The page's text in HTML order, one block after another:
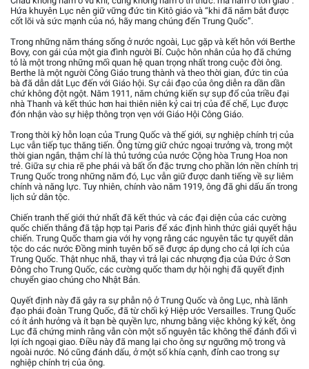
Hứa khuyên Lục nên giữ vững đức tin Kitô giáo và “khi đã nắm bắt được
cốt lõi và sức mạnh của nó, hãy mang chúng đến Trung Quốc”.
Trong những năm tháng sống ở nước ngoài, Lục gặp và kết hôn với Berthe
Bovy, con gái của một gia đình người Bỉ. Cuộc hôn nhân của họ đã chứng
tỏ là một trong những mối quan hệ quan trọng nhất trong cuộc đời ông.
Berthe là một người Công Giáo trung thành và theo thời gian, đức tin của
bà đã dẫn dắt Lục đến với Giáo hội. Sự cải đạo của ông diễn ra dần dần
chứ không đột ngột. Năm 1911, năm chứng kiến sự sụp đổ của triều đại
nhà Thanh và kết thúc hơn hai thiên niên kỷ cai trị của đế chế, Lục được
đón nhận vào sự hiệp thông trọn vẹn với Giáo Hội Công Giáo.
Trong thời kỳ hỗn loạn của Trung Quốc và thế giới, sự nghiệp chính trị của
Lục vẫn tiếp tục thăng tiến. Ông từng giữ chức ngoại trưởng và, trong một
thời gian ngắn, thậm chí là thủ tướng của nước Cộng hòa Trung Hoa non
trẻ. Giữa sự chia rẽ phe phái và bất ổn đặc trưng cho phần lớn nền chính trị
Trung Quốc trong những năm đó, Lục vẫn giữ được danh tiếng về sự liêm
chính và năng lực. Tuy nhiên, chính vào năm 1919, ông đã ghi dấu ấn trong
lịch sử dân tộc.
Chiến tranh thế giới thứ nhất đã kết thúc và các đại diện của các cường
quốc chiến thắng đã tập hợp tại Paris để xác định hình thức giải quyết hậu
chiến. Trung Quốc tham gia với hy vọng rằng các nguyên tắc tự quyết dân
tộc do các nước Đồng minh tuyên bố sẽ được áp dụng cho cả lợi ích của
Trung Quốc. Thật nhục nhã, thay vì trả lại các nhượng địa của Đức ở Sơn
Đông cho Trung Quốc, các cường quốc tham dự hội nghị đã quyết định
chuyển giao chúng cho Nhật Bản.
Quyết định này đã gây ra sự phẫn nộ ở Trung Quốc và ông Lục, nhà lãnh
đạo phái đoàn Trung Quốc, đã từ chối ký Hiệp ước Versailles. Trung Quốc
có ít ảnh hưởng và ít bạn bè quyền lực, nhưng bằng việc không ký kết, ông
Lục đã chứng minh rằng vẫn còn một số nguyên tắc không thể đánh đổi vì
lợi ích ngoại giao. Điều này đã mang lại cho ông sự ngưỡng mộ trong và
ngoài nước. Nó cũng đánh dấu, ở một số khía cạnh, đỉnh cao trong sự
nghiệp chính trị của ông.